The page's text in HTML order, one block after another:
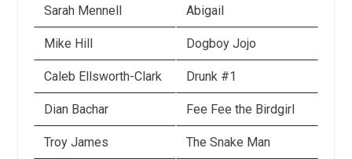
Sarah Mennell Abigail
Mike Hill Dogboy Jojo
Caleb Ellsworth-Clark Drunk #1
Dian Bachar Fee Fee the Birdgirl
Troy James The Snake Man